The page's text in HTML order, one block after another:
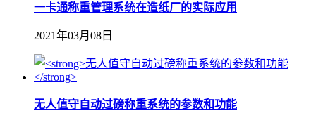
一卡通称重管理系统在造纸厂的实际应用
2021年03月08日
无人值守自动过磅称重系统的参数和功能